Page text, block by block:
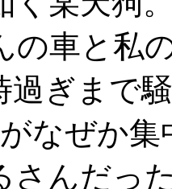
の車と私
過ぎまで
なぜか
さんだっ